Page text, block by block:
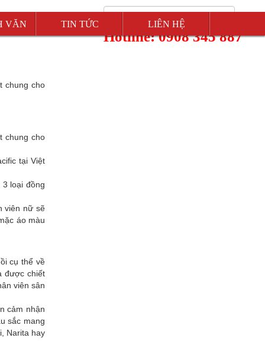
Hotline: 0908 345 887
VĂN TIN TỨC LIÊN HỆ
chung cho
chung cho
tại Việt
loại đồng
viên nữ sẽ
áo màu
cụ thể về
được chiết
viên sân
cảm nhận
sắc mang
Narita hay